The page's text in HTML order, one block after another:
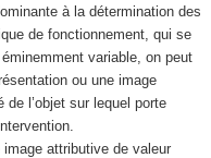
à la détermination des
de fonctionnement, qui se
variable, on peut
ou une image
l’objet sur lequel porte
image attributive de valeur